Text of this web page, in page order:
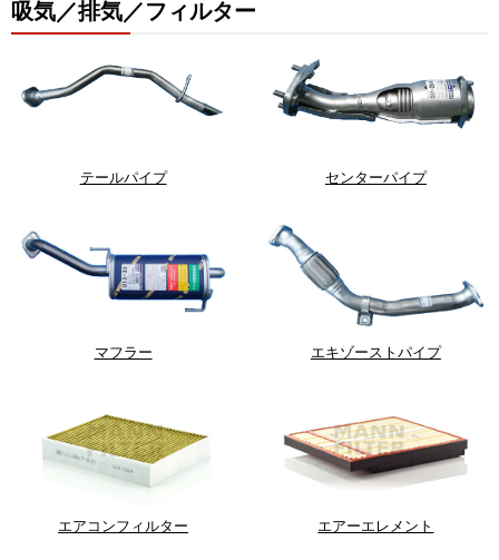
吸気／排気／フィルター
テールパイプ センターパイプ
マフラー エキゾーストパイプ
エアコンフィルター エアーエレメント